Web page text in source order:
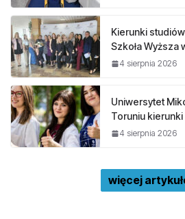
Kierunki
Szkoła Wyższa
4 sierpnia 2026
Uniwersytet
Toruniu
4 sierpnia 2026
więcej